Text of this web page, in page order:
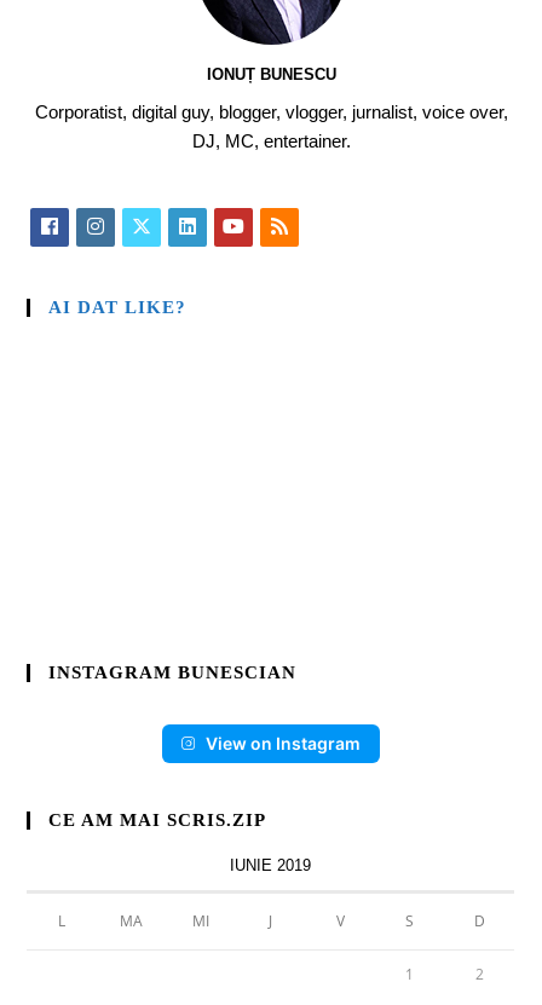
IONUȚ BUNESCU
Corporatist, digital guy, blogger, vlogger, jurnalist, voice over,
DJ, MC, entertainer.
AI DAT LIKE?
INSTAGRAM BUNESCIAN
View on Instagram
CE AM MAI SCRIS.ZIP
IUNIE 2019
L MA MI J V S D
1 2